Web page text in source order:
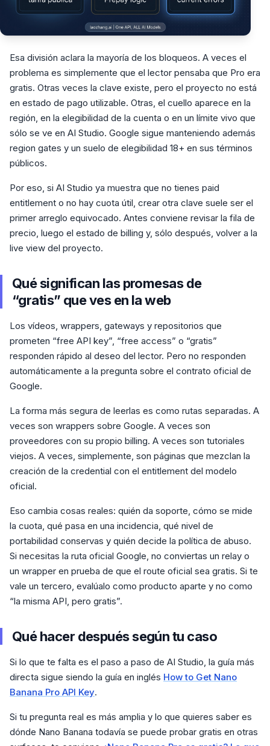
Esa división aclara la mayoría de los bloqueos. A veces el
problema es simplemente que el lector pensaba que Pro era
gratis. Otras veces la clave existe, pero el proyecto no está
en estado de pago utilizable. Otras, el cuello aparece en la
región, en la elegibilidad de la cuenta o en un límite vivo que
sólo se ve en AI Studio. Google sigue manteniendo además
region gates y un suelo de elegibilidad 18+ en sus términos
públicos.
Por eso, si AI Studio ya muestra que no tienes paid
entitlement o no hay cuota útil, crear otra clave suele ser el
primer arreglo equivocado. Antes conviene revisar la fila de
precio, luego el estado de billing y, sólo después, volver a la
live view del proyecto.
Qué significan las promesas de
“gratis” que ves en la web
Los vídeos, wrappers, gateways y repositorios que
prometen “free API key”, “free access” o “gratis”
responden rápido al deseo del lector. Pero no responden
automáticamente a la pregunta sobre el contrato oficial de
Google.
La forma más segura de leerlas es como rutas separadas. A
veces son wrappers sobre Google. A veces son
proveedores con su propio billing. A veces son tutoriales
viejos. A veces, simplemente, son páginas que mezclan la
creación de la credential con el entitlement del modelo
oficial.
Eso cambia cosas reales: quién da soporte, cómo se mide
la cuota, qué pasa en una incidencia, qué nivel de
portabilidad conservas y quién decide la política de abuso.
Si necesitas la ruta oficial Google, no conviertas un relay o
un wrapper en prueba de que el route oficial sea gratis. Si te
vale un tercero, evalúalo como producto aparte y no como
“la misma API, pero gratis”.
Qué hacer después según tu caso
Si lo que te falta es el paso a paso de AI Studio, la guía más
directa sigue siendo la guía en inglés How to Get Nano
Banana Pro API Key.
Si tu pregunta real es más amplia y lo que quieres saber es
dónde Nano Banana todavía se puede probar gratis en otras